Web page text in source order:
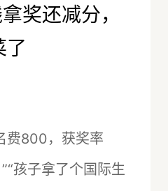
奖还减分，
了
费800，获奖率
孩子拿了个国际生